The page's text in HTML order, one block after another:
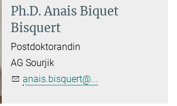
Ph.D. Anais Biquet
Bisquert
Postdoktorandin
AG Sourjik
anais.bisquert@...